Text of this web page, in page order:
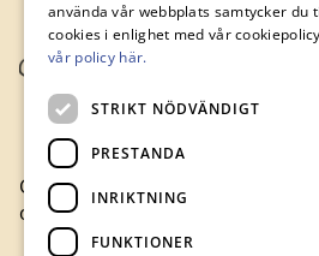
Gamla Byn är moderbolag till
och hyr ut lägenheter och
använda vår webbplats samtycker du
cookies i enlighet med vår
vår policy här.
STRIKT NÖDVÄNDIGT
PRESTANDA
INRIKTNING
FUNKTIONER